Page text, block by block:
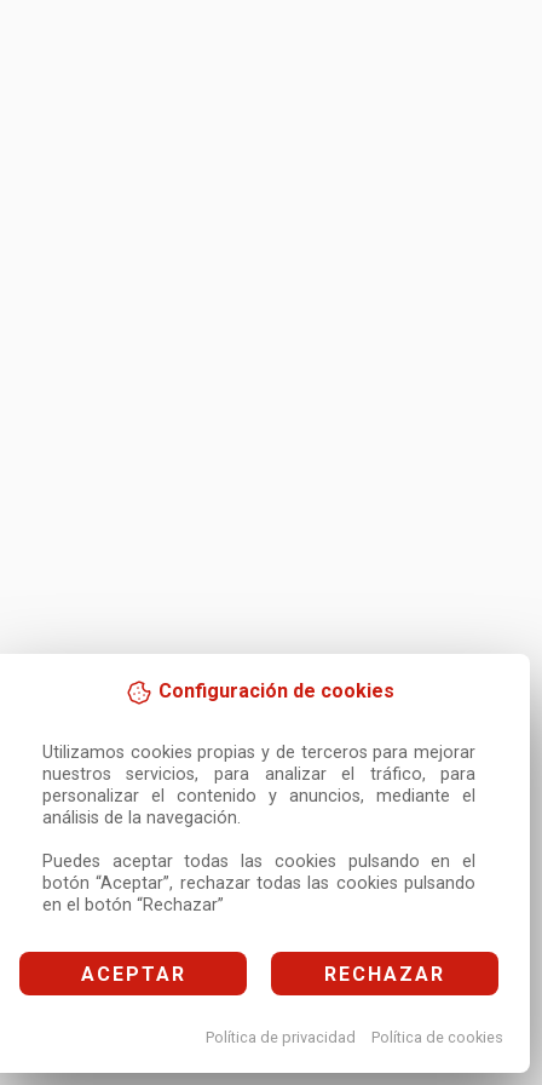
Configuración de cookies
Utilizamos cookies propias y de terceros para mejorar
nuestros servicios, para analizar el tráfico, para
personalizar el contenido y anuncios, mediante el
análisis de la navegación.
Puedes aceptar todas las cookies pulsando en el
botón “Aceptar”, rechazar todas las cookies pulsando
en el botón “Rechazar”
ACEPTAR RECHAZAR
Política de privacidad Política de cookies